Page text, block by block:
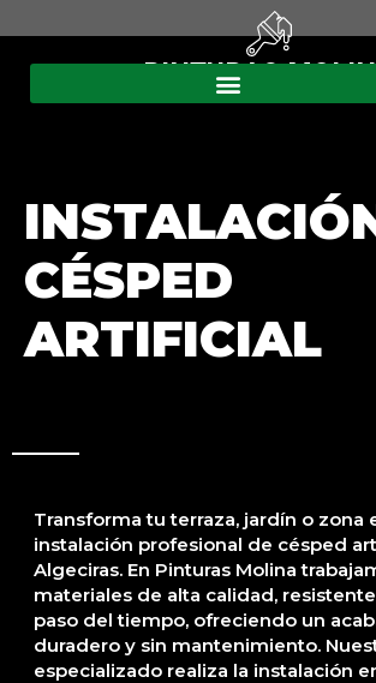
PINTURAS
CÉSPED
ARTIFICIAL
Transforma tu terraza, jardín o zona
instalación profesional de césped
Algeciras. En Pinturas Molina
materiales de alta calidad,
paso del tiempo, ofreciendo un
duradero y sin mantenimiento.
especializado realiza la instalación